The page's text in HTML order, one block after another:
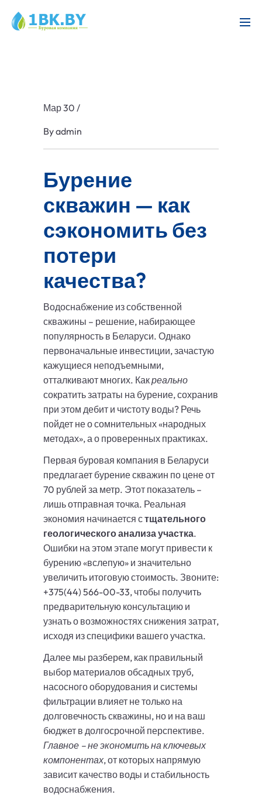
Мар 30 /
Byadmin
Бурение
скважин — как
сэкономить без
потери
качества?
Водоснабжение из собственной
скважины – решение, набирающее
популярность в Беларуси. Однако
первоначальные инвестиции, зачастую
кажущиеся неподъемными,
отталкивают многих. Какреально
сократить затраты на бурение, сохранив
при этом дебит и чистоту воды? Речь
пойдет не о сомнительных «народных
методах», а о проверенных практиках.
Первая буровая компания в Беларуси
предлагает бурение скважин по цене от
70 рублей за метр. Этот показатель –
лишь отправная точка. Реальная
экономия начинается стщательного
геологического анализа участка.
Ошибки на этом этапе могут привести к
бурению «вслепую» и значительно
увеличить итоговую стоимость. Звоните:
+375(44) 566-00-33, чтобы получить
предварительную консультацию и
узнать о возможностях снижения затрат,
исходя из специфики вашего участка.
Далее мы разберем, как правильный
выбор материалов обсадных труб,
насосного оборудования и системы
фильтрации влияет не только на
долговечность скважины, но и на ваш
бюджет в долгосрочной перспективе.
Главное – не экономить на ключевых
компонентах, от которых напрямую
зависит качество воды и стабильность
водоснабжения.